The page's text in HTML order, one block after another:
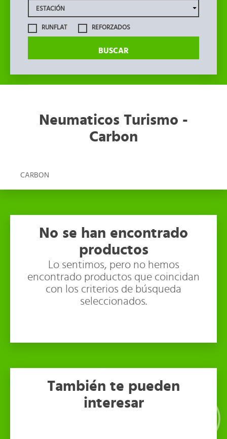
RUNFLAT REFORZADOS
BUSCAR
Neumaticos Turismo -
Carbon
CARBON
No se han encontrado
productos
Lo sentimos, pero no hemos
encontrado productos que coincidan
con los criterios de búsqueda
seleccionados.
También te pueden
interesar